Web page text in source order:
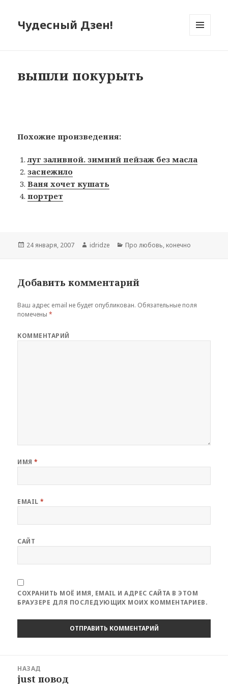
Чудесный Дзен!
вышли покурыть
Похожие произведения:
луг заливной. зимний пейзаж без масла
заснежило
Ваня хочет кушать
портрет
Опубликовано
24 января, 2007 Автор
idridze Рубрики
Про любовь, конечно
Добавить комментарий
Ваш адрес email не будет опубликован. Обязательные поля
помечены*
КОММЕНТАРИЙ
ИМЯ*
EMAIL*
САЙТ
СОХРАНИТЬ МОЁ ИМЯ, EMAIL И АДРЕС САЙТА В ЭТОМ
БРАУЗЕРЕ ДЛЯ ПОСЛЕДУЮЩИХ МОИХ КОММЕНТАРИЕВ.
НАЗАД
Предыдущая
just повод